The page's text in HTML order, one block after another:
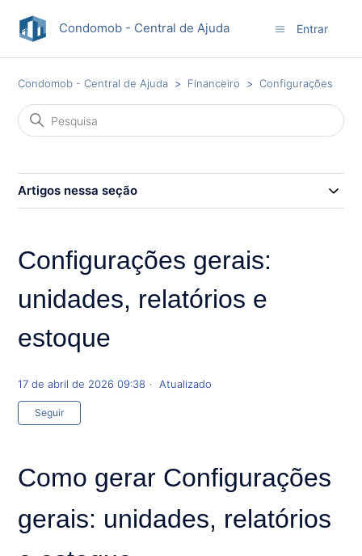
Condomob - Central de Ajuda Entrar
Condomob - Central de Ajuda Financeiro Configurações
Artigos nessa seção
Configurações gerais:
unidades, relatórios e
estoque
17 de abril de 2026 09:38 Atualizado
Seguir
Como gerar Configurações
gerais: unidades, relatórios